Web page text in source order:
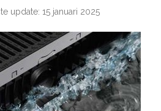
update: 15 januari 2025